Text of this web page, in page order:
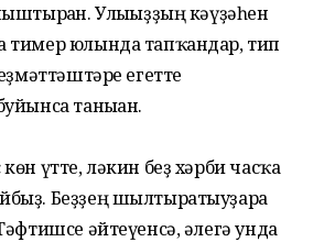
Улығыҙҙың кәүҙәһен
тимер юлында тапҡандар, тип
егетте
таныған.
үтте, ләкин беҙ хәрби часҡа
Беҙҙең шылтыратыуҙарға
әйтеүенсә, әлегә унда